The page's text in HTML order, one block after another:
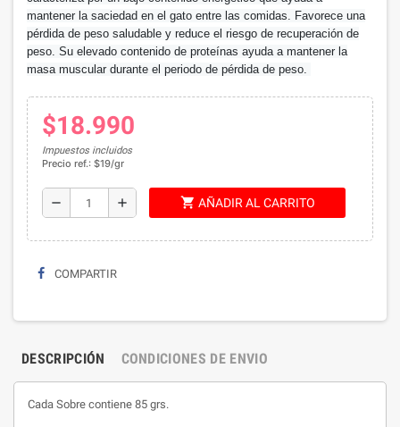
mantener la saciedad en el gato entre las comidas. Favorece una
pérdida de peso saludable y reduce el riesgo de recuperación de
peso. Su elevado contenido de proteínas ayuda a mantener la
masa muscular durante el periodo de pérdida de peso.
$18.990
Impuestos incluidos
Precio ref.: $19/gr
remove add shopping_cart AÑADIR AL CARRITO
COMPARTIR
DESCRIPCIÓN CONDICIONES DE ENVIO
Cada Sobre contiene 85 grs.